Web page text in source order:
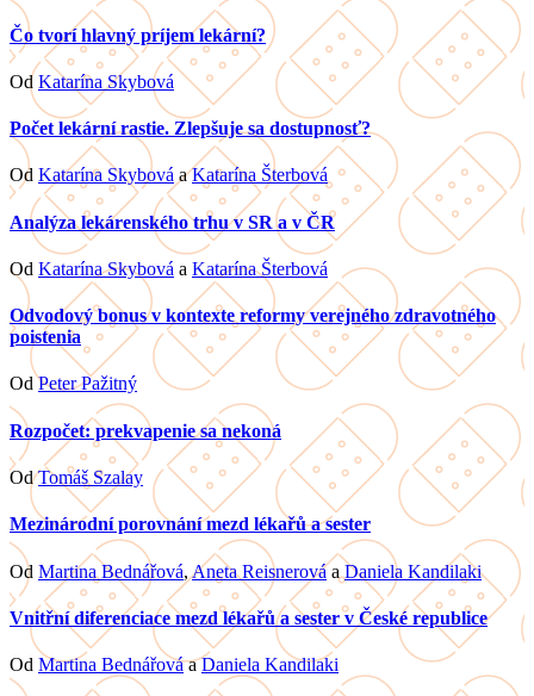
Čo tvorí hlavný príjem lekární?
Od Katarína Skybová
Počet lekární rastie. Zlepšuje sa dostupnosť?
Od Katarína Skybová aKatarína Šterbová
Analýza lekárenského trhu v SR a v ČR
Od Katarína Skybová a Katarína Šterbová
Odvodový bonus v kontexte reformy verejného zdravotného
poistenia
OdPeter Pažitný
Rozpočet: prekvapenie sa nekoná
OdTomáš Szalay
Mezinárodní porovnání mezd lékařů a sester
Od Martina Bednářová,Aneta ReisnerováaDaniela Kandilaki
Vnitřní diferenciace mezd lékařů a sester v České republice
Od Martina BednářováaDaniela Kandilaki